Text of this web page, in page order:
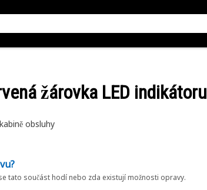
žárovka LED indikátoru
obsluhy
tato součást hodí nebo zda existují možnosti opravy.